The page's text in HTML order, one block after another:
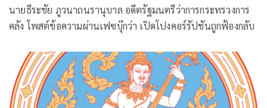
นายธีระชัย ภูวนาถนรานุบาล อดีตรัฐมนตรีว่าการกระทรวงการ
คลัง โพสต์ข้อความผ่านเฟซบุ๊กว่า เปิดโปงคอร์รัปชันถูกฟ้องกลับ